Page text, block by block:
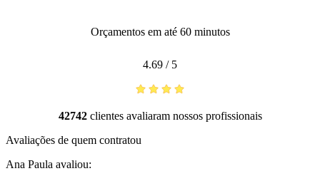
Orçamentos em até 60 minutos
4.69 / 5
42742clientes avaliaram nossos profissionais
Avaliações de quem contratou
Ana Paula avaliou: